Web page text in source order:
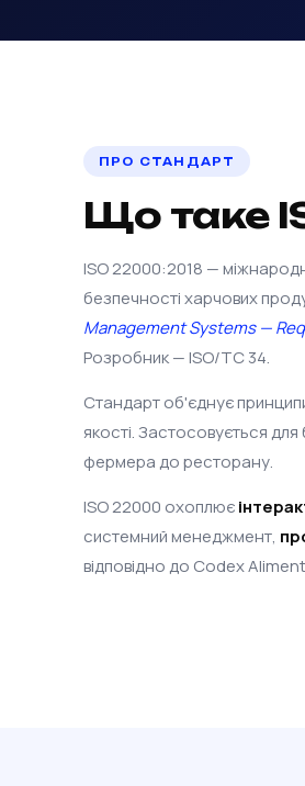
ПРО СТАНДАРТ
Що таке
ISO 22000:2018 —
безпечності харчових
Management Systems —
Розробник — ISO/TC 34.
Стандарт об'єднує
якості. Застосовується для
фермера до ресторану.
ISO 22000 охоплює
системний менеджмент,
відповідно до Codex